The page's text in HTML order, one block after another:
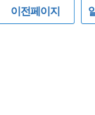
이전페이지